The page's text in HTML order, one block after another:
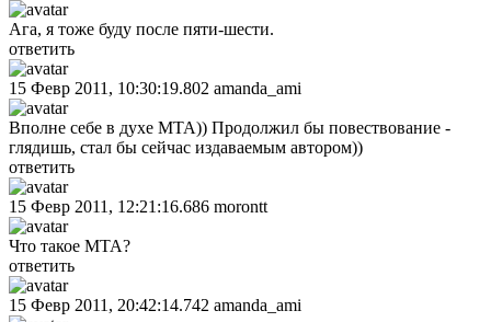
Ага, я тоже буду после пяти-шести.
ответить
15 Февр 2011, 10:30:19.802 amanda_ami
Вполне себе в духе МТА)) Продолжил бы повествование -
глядишь, стал бы сейчас издаваемым автором))
ответить
15 Февр 2011, 12:21:16.686 morontt
Что такое МТА?
ответить
15 Февр 2011, 20:42:14.742 amanda_ami